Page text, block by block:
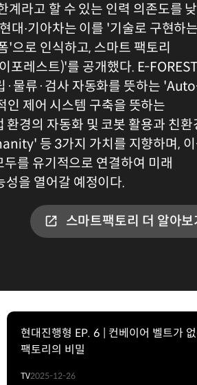
계라고 할 수 있는 인력 의존도를
대∙기아차는 이를 '기술로 구현하는
'으로 인식하고, 스마트 팩토리
포레스트)'를 공개했다. E-
·물류·검사 자동화를 뜻하는
인 제어 시스템 구축을 뜻하는
경의 자동화 및 코봇 활용과 친환
등 3가지 가치를 지향하며,
두를 유기적으로 연결하여 미래
성을 열어갈 예정이다.
스마트팩토리 더 알아보
현대진행형 EP. 6 | 컨베이어 벨트가
팩토리의 비밀
TV2025-12-26